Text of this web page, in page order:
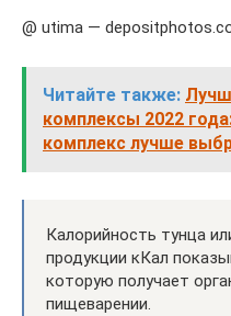
@ utima —
Читайте также:
комплексы 2022
комплекс лучше
Калорийность тунца
продукции кКал
которую получает
пищеварении.